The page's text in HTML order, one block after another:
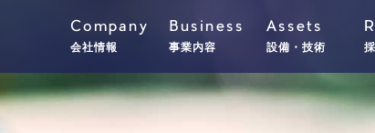
Company
会社情報
Business
事業内容
Assets
設備・技術